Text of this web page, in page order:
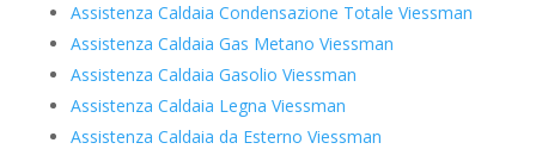
Assistenza Caldaia Condensazione Totale Viessman
Assistenza Caldaia Gas Metano Viessman
Assistenza Caldaia Gasolio Viessman
Assistenza Caldaia Legna Viessman
Assistenza Caldaia da Esterno Viessman